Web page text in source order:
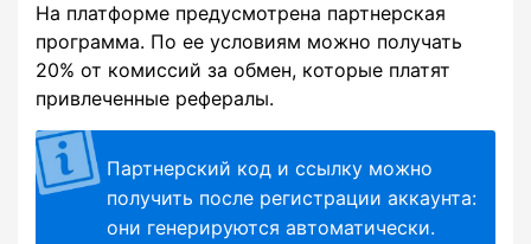
На платформе предусмотрена партнерская
программа. По ее условиям можно получать
20% от комиссий за обмен, которые платят
привлеченные рефералы.
Партнерский код и ссылку можно
получить после регистрации аккаунта:
они генерируются автоматически.